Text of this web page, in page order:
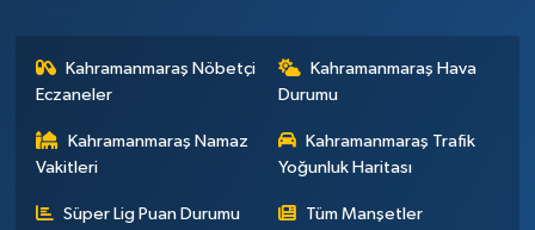
Kahramanmaraş Nöbetçi
Eczaneler
Kahramanmaraş Hava
Durumu
Kahramanmaraş Namaz
Vakitleri
Kahramanmaraş Trafik
Yoğunluk Haritası
Süper Lig Puan Durumu
Tüm Manşetler